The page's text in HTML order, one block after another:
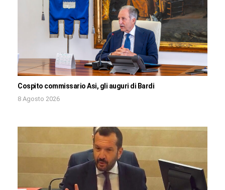
Cospito commissario Asi, gli auguri di Bardi
8 Agosto 2026